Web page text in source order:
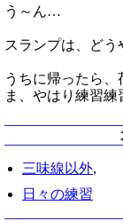
う～ん…
スランプは、どう
うちに帰ったら、
ま、やはり練習練
三味線以外,
日々の練習